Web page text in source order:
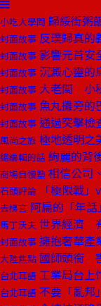
小吃大學問 歸綏街粥
封面故事 反璞歸真的
封面故事 影響元首安
封面故事 沉澱心靈的
封面故事 大老闆 小
封面故事 魚丸攤旁的
封面故事 通過突擊檢
風尚之旅 極地透明之
總編輯的話 絢麗的背
商場自慢塾 相信公司
石頭評論 「極限戰」
去梯言 阿扁的「年話」
馬丁沃夫 世界經濟
封面故事 擁抱奢華產
大陸焦點 國師頭銜
台北耳語 工業局台
台北耳語 不要「亂